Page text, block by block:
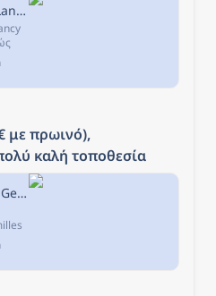
ibis Genève Petit Lancy, Γενεύη, Ελβετία
με πρωινό),
καλή τοποθεσία
MEININGER Hotel Genève Centre Charmilles, Γενεύη, Ελβετία